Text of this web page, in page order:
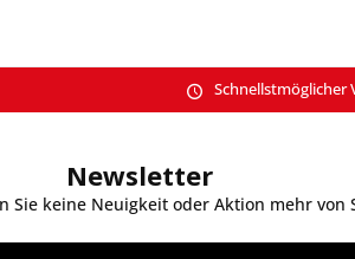
Schnellstmöglicher
Newsletter
keine Neuigkeit oder Aktion mehr